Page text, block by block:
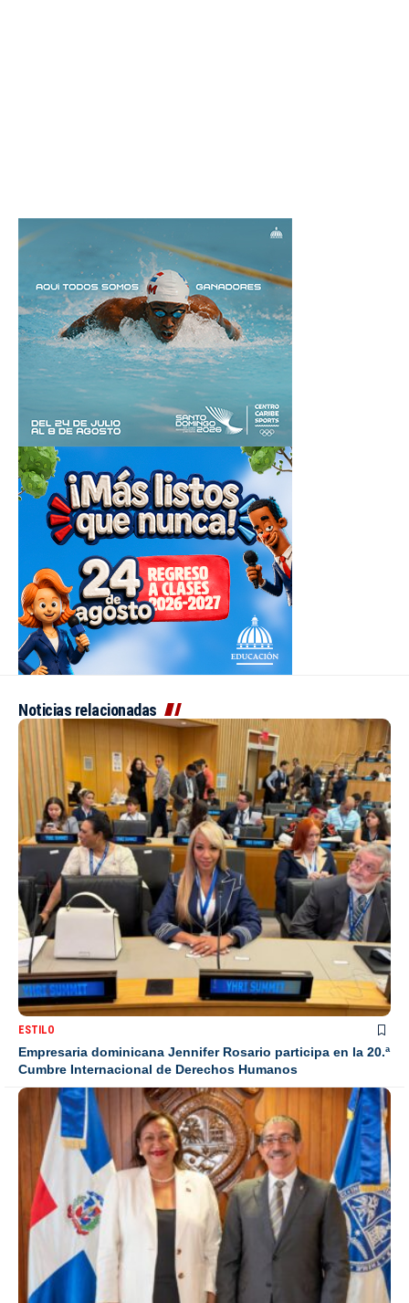
Noticias relacionadas
ESTILO
Empresaria dominicana Jennifer Rosario participa en la 20.ª
Cumbre Internacional de Derechos Humanos